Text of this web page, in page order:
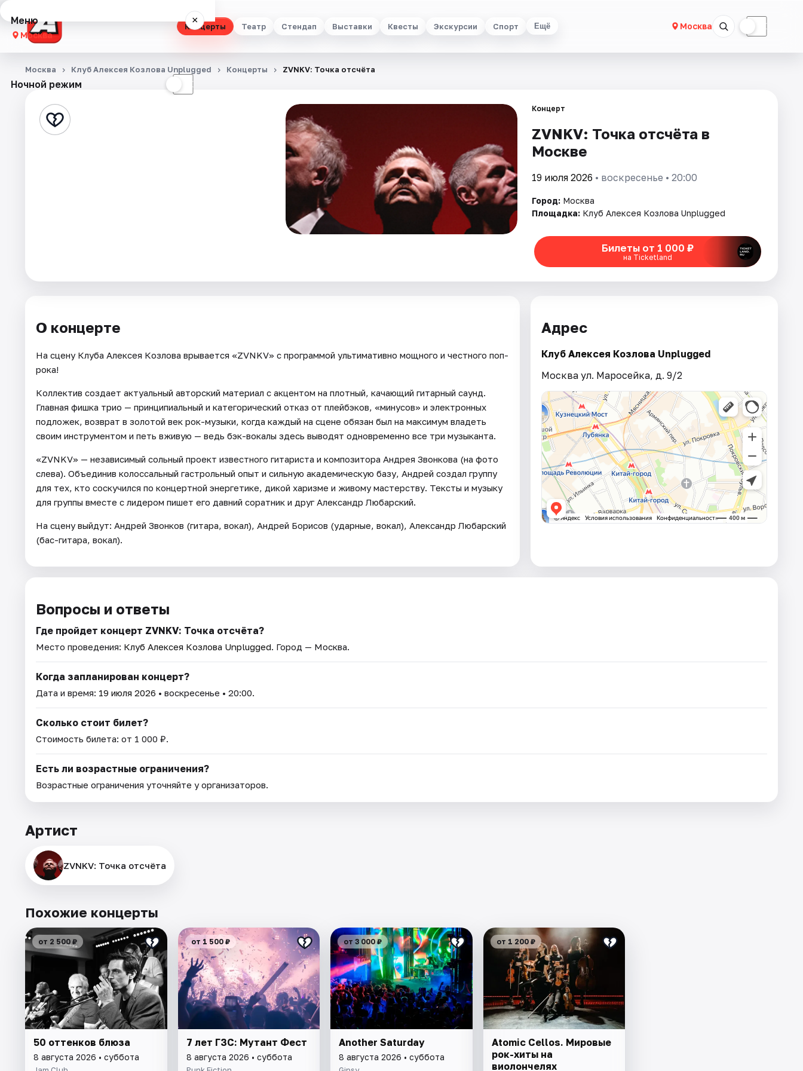
Концерты Театр Стендап Выставки Квесты Экскурсии Спорт Ещё Москва ☾
Меню ×
Москва
Концерты
Стендап
Площадки
Артисты
Ночной режим ☾
Москва Клуб Алексея Козлова Unplugged Концерты ZVNKV: Точка отсчёта
Концерт
ZVNKV: Точка отсчёта в
Москве
19 июля 2026 • воскресенье • 20:00
Город: Москва
Площадка: Клуб Алексея Козлова Unplugged
Билеты от 1 000 ₽
на Ticketland
О концерте
На сцену Клуба Алексея Козлова врывается «ZVNKV» с программой ультимативно мощного и честного поп-
рока!
Коллектив создает актуальный авторский материал с акцентом на плотный, качающий гитарный саунд.
Главная фишка трио — принципиальный и категорический отказ от плейбэков, «минусов» и электронных
подложек, возврат в золотой век рок-музыки, когда каждый на сцене обязан был на максимум владеть
своим инструментом и петь вживую — ведь бэк-вокалы здесь выводят одновременно все три музыканта.
«ZVNKV» — независимый сольный проект известного гитариста и композитора Андрея Звонкова (на фото
слева). Объединив колоссальный гастрольный опыт и сильную академическую базу, Андрей создал группу
для тех, кто соскучился по концертной энергетике, дикой харизме и живому мастерству. Тексты и музыку
для группы вместе с лидером пишет его давний соратник и друг Александр Любарский.
На сцену выйдут: Андрей Звонков (гитара, вокал), Андрей Борисов (ударные, вокал), Александр Любарский
(бас-гитара, вокал).
Адрес
Клуб Алексея Козлова Unplugged
Москва ул. Маросейка, д. 9/2
Вопросы и ответы
Где пройдет концерт ZVNKV: Точка отсчёта?
Место проведения: Клуб Алексея Козлова Unplugged. Город — Москва.
Когда запланирован концерт?
Дата и время: 19 июля 2026 • воскресенье • 20:00.
Сколько стоит билет?
Стоимость билета: от 1 000 ₽.
Есть ли возрастные ограничения?
Возрастные ограничения уточняйте у организаторов.
Артист
ZVNKV: Точка отсчёта
Похожие концерты
от 2 500 ₽
50 оттенков блюза
8 августа 2026 • суббота
от 1 500 ₽
7 лет ГЗС: Мутант Фест
8 августа 2026 • суббота
от 3 000 ₽
Another Saturday
8 августа 2026 • суббота
от 1 200 ₽
Atomic Cellos. Мировые
рок-хиты на
виолончелях